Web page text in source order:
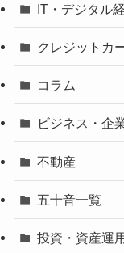
IT・デジタル
クレジットカ
コラム
ビジネス・企
不動産
五十音一覧
投資・資産運